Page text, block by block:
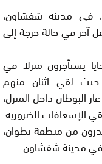
في مدينة شفشاون،
آخر في حالة حرجة إلى
يستأجرون منزلا في
لقي اثنان منهم
البوطان داخل المنزل،
الإسعافات الضرورية.
من منطقة تطوان،
في مدينة شفشاون.